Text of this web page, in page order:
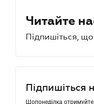
Читайте
Підпишіться,
Підпишіться
Щопонеділка